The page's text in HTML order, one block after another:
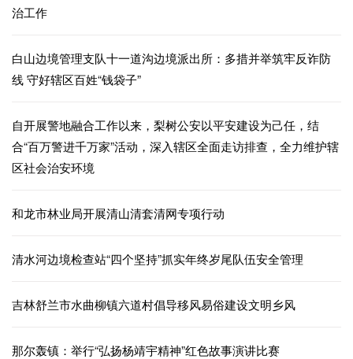
治工作
白山边境管理支队十一道沟边境派出所：多措并举筑牢反诈防
线 守好辖区百姓“钱袋子”
自开展警地融合工作以来，梨树公安以平安建设为己任，结
合“百万警进千万家”活动，深入辖区全面走访排查，全力维护辖
区社会治安环境
和龙市林业局开展清山清套清网专项行动
清水河边境检查站“四个坚持”抓实年终岁尾队伍安全管理
吉林舒兰市水曲柳镇六道村倡导移风易俗建设文明乡风
那尔轰镇：举行“弘扬杨靖宇精神”红色故事演讲比赛